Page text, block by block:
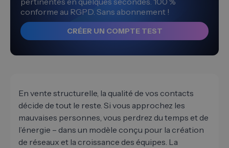
conforme au RGPD. Sans abonnement !
CRÉER UN COMPTE TEST
En vente structurelle, la qualité de vos contacts
décide de tout le reste. Si vous approchez les
mauvaises personnes, vous perdrez du temps et de
l’énergie – dans un modèle conçu pour la création
de réseaux et la croissance des équipes. La